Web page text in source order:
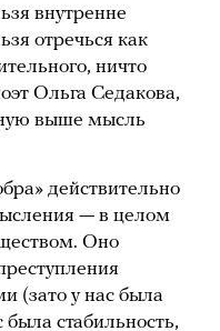
внутренне
отречься как
ничто
Ольга Седакова,
выше мысль
действительно
— в целом
Оно
(зато у нас была
была стабильность,